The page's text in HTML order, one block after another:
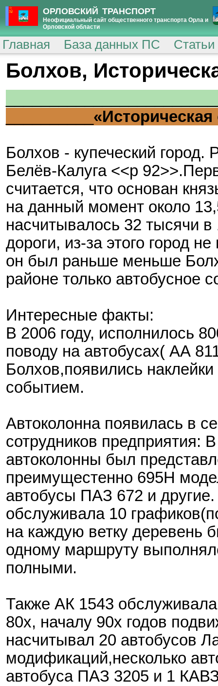
ОРЛОВСКИЙ ТРАНСПОРТ
Неофициальный сайт общественного транспорта Орла и
Орловской области
Главная База данных ПС
Болхов,
Болхов - купеческий
Белёв-Калуга <<р
считается, что основан
на данный момент около
насчитывалось 32 тысячи
дороги, из-за этого город
он был раньше меньше
районе только автобусное
Интересные факты:
В 2006 году, исполнилось
поводу на автобусах( АА
Болхов,появились
событием.
Автоколонна появилась в
сотрудников предприятия:
автоколонны был
преимущестенно 695Н
автобусы ПАЗ 672 и
обслуживала 10
на каждую ветку деревень
одному маршруту
полными.
Также АК 1543
80х, началу 90х годов
насчитывал 20 автобусов
модификаций,несколько
автобуса ПАЗ 3205 и 1